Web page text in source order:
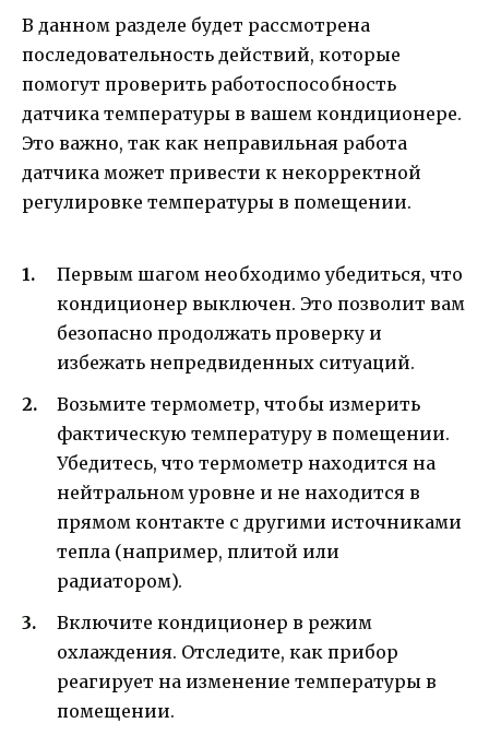
В данном разделе будет рассмотрена
последовательность действий, которые
помогут проверить работоспособность
датчика температуры в вашем кондиционере.
Это важно, так как неправильная работа
датчика может привести к некорректной
регулировке температуры в помещении.
Первым шагом необходимо убедиться, что
кондиционер выключен. Это позволит вам
безопасно продолжать проверку и
избежать непредвиденных ситуаций.
Возьмите термометр, чтобы измерить
фактическую температуру в помещении.
Убедитесь, что термометр находится на
нейтральном уровне и не находится в
прямом контакте с другими источниками
тепла (например, плитой или
радиатором).
Включите кондиционер в режим
охлаждения. Отследите, как прибор
реагирует на изменение температуры в
помещении.